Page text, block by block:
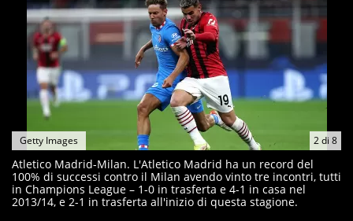
2di 8
Getty Images
Atletico Madrid-Milan. L'Atletico Madrid ha un record del
100% di successi contro il Milan avendo vinto tre incontri, tutti
in Champions League – 1-0 in trasferta e 4-1 in casa nel
2013/14, e 2-1 in trasferta all'inizio di questa stagione.